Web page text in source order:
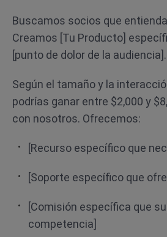
Buscamos socios que
Creamos [Tu Producto]
[punto de dolor de la audiencia].
Según el tamaño y la
podrías ganar entre $2,000 y
con nosotros. Ofrecemos:
[Recurso específico que
[Soporte específico que
[Comisión específica que
competencia]